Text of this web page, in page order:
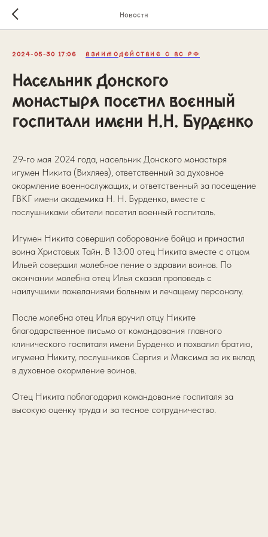
Новости
2024-05-30 17:06 ВЗАИМОДЕЙСТВИЕ С ВС РФ
Насельник Донского
монастыря посетил военный
госпитали имени Н.Н. Бурденко
29-го мая 2024 года, насельник Донского монастыря
игумен Никита (Вихляев), ответственный за духовное
окормление военнослужащих, и ответственный за посещение
ГВКГ имени академика Н. Н. Бурденко, вместе с
послушниками обители посетил военный госпиталь.
Игумен Никита совершил соборование бойца и причастил
воина Христовых Тайн. В 13:00 отец Никита вместе с отцом
Ильей совершил молебное пение о здравии воинов. По
окончании молебна отец Илья сказал проповедь с
наилучшими пожеланиями больным и лечащему персоналу.
После молебна отец Илья вручил отцу Никите
благодарственное письмо от командования главного
клинического госпиталя имени Бурденко и похвалил братию,
игумена Никиту, послушников Сергия и Максима за их вклад
в духовное окормление воинов.
Отец Никита поблагодарил командование госпиталя за
высокую оценку труда и за тесное сотрудничество.